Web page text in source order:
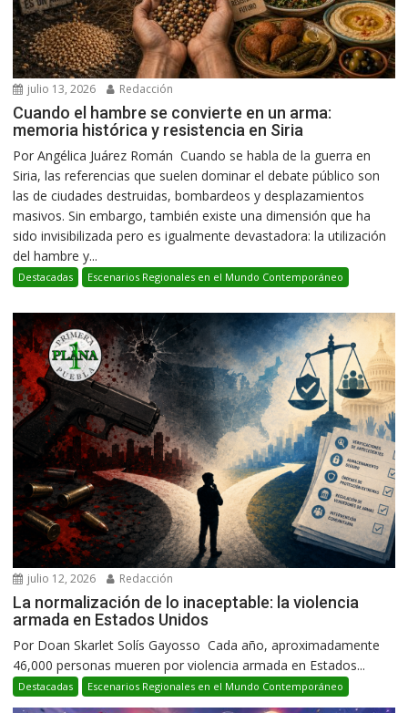
julio 13, 2026 Redacción
Cuando el hambre se convierte en un arma:
memoria histórica y resistencia en Siria
Por Angélica Juárez Román Cuando se habla de la guerra en
Siria, las referencias que suelen dominar el debate público son
las de ciudades destruidas, bombardeos y desplazamientos
masivos. Sin embargo, también existe una dimensión que ha
sido invisibilizada pero es igualmente devastadora: la utilización
del hambre y...
Destacadas Escenarios Regionales en el Mundo Contemporáneo
julio 12, 2026 Redacción
La normalización de lo inaceptable: la violencia
armada en Estados Unidos
Por Doan Skarlet Solís Gayosso Cada año, aproximadamente
46,000 personas mueren por violencia armada en Estados...
Destacadas Escenarios Regionales en el Mundo Contemporáneo